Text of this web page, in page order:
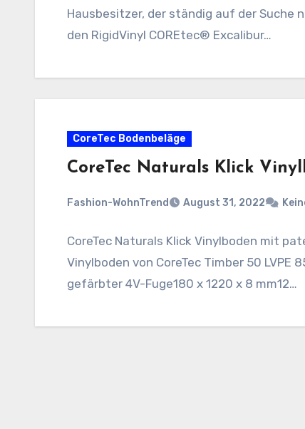
Hausbesitzer, der ständig auf der Suche
den RigidVinyl COREtec® Excalibur…
CoreTec Bodenbeläge
CoreTec Naturals Klick
Fashion-WohnTrend August 31, 2022
CoreTec Naturals Klick Vinylboden mit
Vinylboden von CoreTec Timber 50 LVPE
gefärbter 4V-Fuge180 x 1220 x 8 mm12…